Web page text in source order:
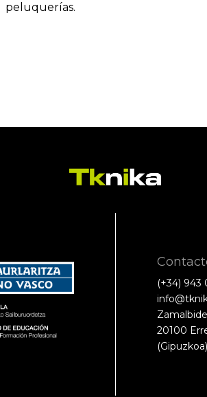
peluquerías.
(+34) 943
20100
(Gipuzkoa)